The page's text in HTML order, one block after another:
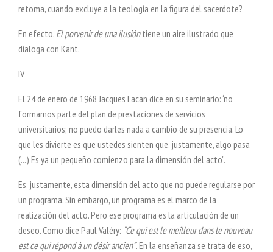
retoma, cuando excluye a la teología en la figura del sacerdote?
En efecto, El porvenir de una ilusióntiene un aire ilustrado que
dialoga con Kant.
IV
El 24 de enero de 1968 Jacques Lacan dice en su seminario: ‘no
formamos parte del plan de prestaciones de servicios
universitarios; no puedo darles nada a cambio de su presencia. Lo
que les divierte es que ustedes sienten que, justamente, algo pasa
(...) Es ya un pequeño comienzo para la dimensión del acto”.
Es, justamente, esta dimensión del acto que no puede regularse por
un programa. Sin embargo, un programa es el marco de la
realización del acto. Pero ese programa es la articulación de un
deseo. Como dice Paul Valéry: “Ce qui est le meilleur dans le nouveau
est ce qui répond à un désir ancien”. En la enseñanza se trata de eso,